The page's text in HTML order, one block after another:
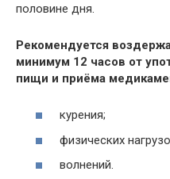
половине дня.
Рекомендуется
минимум 12 часов от
пищи и приёма
курения;
физических
волнений.